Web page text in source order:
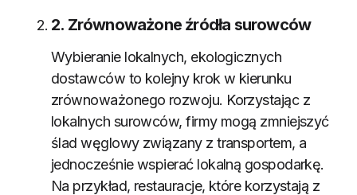
2. Zrównoważone źródła surowców
Wybieranie lokalnych, ekologicznych
dostawców to kolejny krok w kierunku
zrównoważonego rozwoju. Korzystając z
lokalnych surowców, firmy mogą zmniejszyć
ślad węglowy związany z transportem, a
jednocześnie wspierać lokalną gospodarkę.
Na przykład, restauracje, które korzystają z